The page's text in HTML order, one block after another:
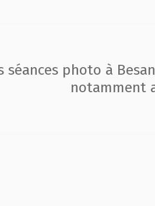
séances photo à
notamment